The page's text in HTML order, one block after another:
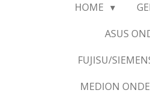
HOME
ASUS
FUJISU/
MEDION